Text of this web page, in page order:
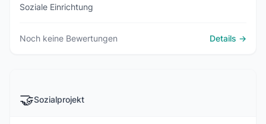
Soziale Einrichtung
Noch keine Bewertungen Details →
🤝Sozialprojekt